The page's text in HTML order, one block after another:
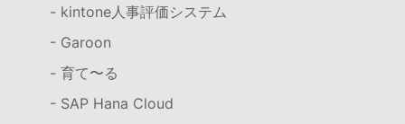
- kintone人事評価システム
- Garoon
- 育て〜る
- SAP Hana Cloud